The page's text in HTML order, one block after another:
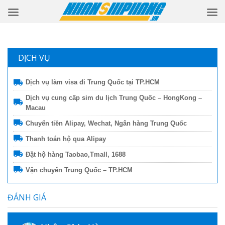
DỊCH VỤ
Dịch vụ làm visa đi Trung Quốc tại TP.HCM
Dịch vụ cung cấp sim du lịch Trung Quốc – HongKong –
Macau
Chuyển tiền Alipay, Wechat, Ngân hàng Trung Quốc
Thanh toán hộ qua Alipay
Đặt hộ hàng Taobao,Tmall, 1688
Vận chuyển Trung Quốc – TP.HCM
ĐÁNH GIÁ